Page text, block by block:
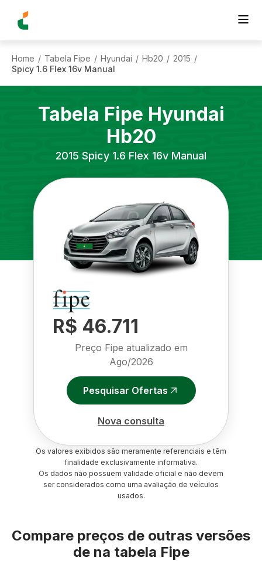
Home / Tabela Fipe / Hyundai / Hb20 / 2015 /
Spicy 1.6 Flex 16v Manual
Tabela Fipe Hyundai
Hb20
2015 Spicy 1.6 Flex 16v Manual
R$ 46.711
Preço Fipe atualizado em
Ago/2026
Pesquisar Ofertas
Nova consulta
Os valores exibidos são meramente referenciais e têm
finalidade exclusivamente informativa.
Os dados não possuem validade oficial e não devem
ser considerados como uma avaliação de veículos
usados.
Compare preços de outras versões
de na tabela Fipe